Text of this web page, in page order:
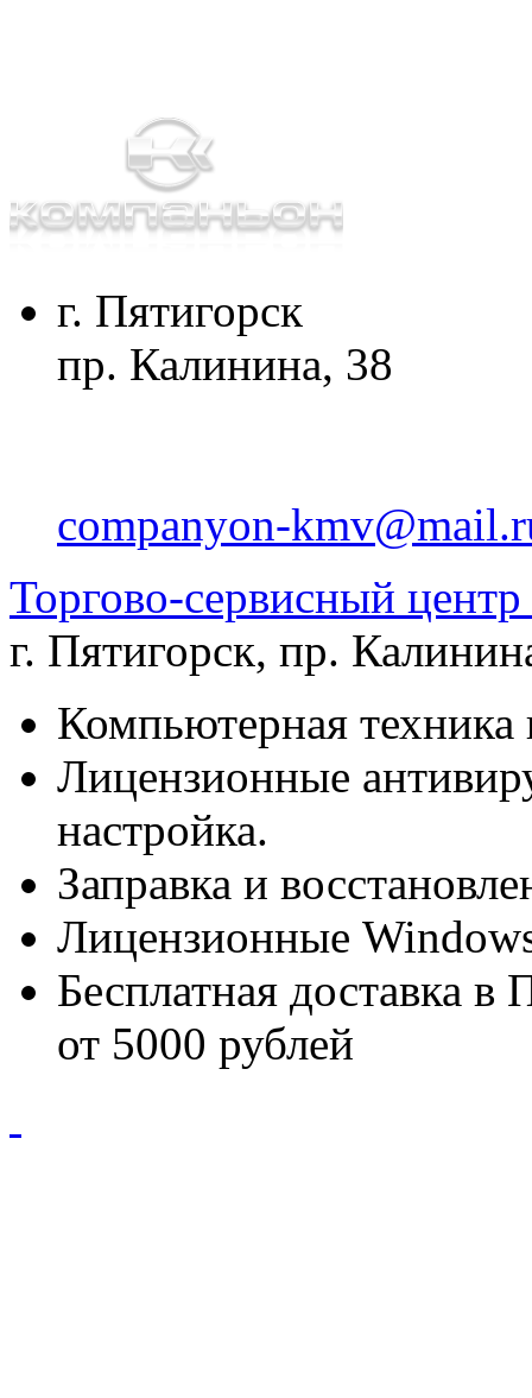
г. Пятигорск
пр. Калинина, 38
companyon-
Торгово-сервисный
г. Пятигорск, пр.
Компьютерная техника
Лицензионные
настройка.
Заправка и
Лицензионные
Бесплатная доставка в
от 5000 рублей